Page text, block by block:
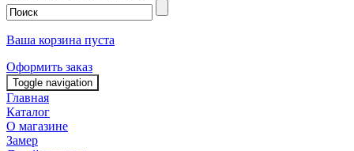
Ваша корзина пуста
Оформить заказ
Toggle navigation
Главная
Каталог
О магазине
Замер